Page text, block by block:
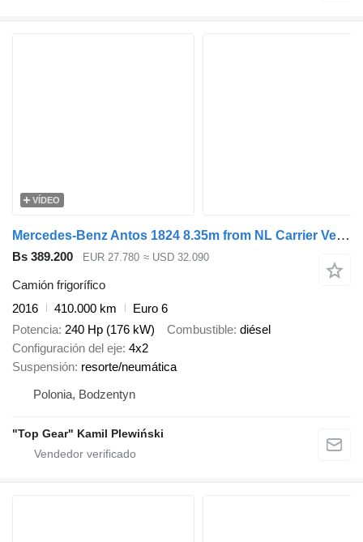
VÍDEO
Mercedes-Benz Antos 1824 8.35m from NL Carrier Vector 1850 3x doors + lift
Bs 389.200 EUR 27.780 ≈ USD 32.090
Camión frigorífico
2016
410.000 km
Euro 6
Potencia 240 Hp (176 kW) Combustible diésel
Configuración del eje 4x2
Suspensión resorte/neumática
Polonia, Bodzentyn
"Top Gear" Kamil Plewiński